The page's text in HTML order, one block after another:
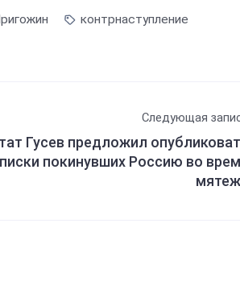
контрнаступление
Следующая
Гусев предложил
покинувших Россию во